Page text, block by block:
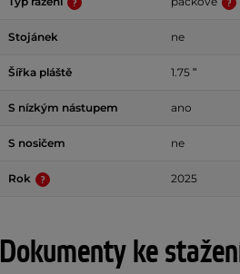
Stojánek ne
Šířka pláště 1.75 ʺ
S nízkým nástupem ano
S nosičem ne
Rok 2025
Dokumenty ke